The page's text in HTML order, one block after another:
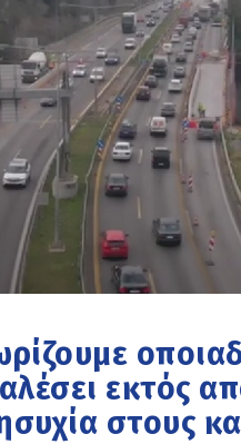
εκτός
στους